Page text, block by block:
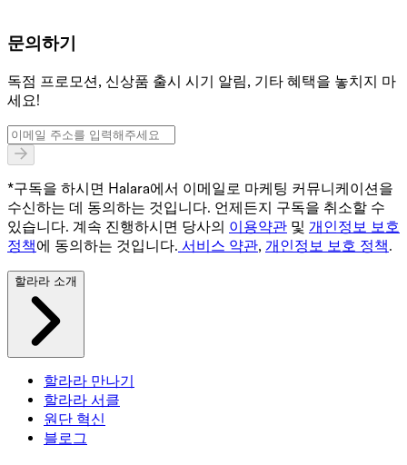
문의하기
독점 프로모션, 신상품 출시 시기 알림, 기타 혜택을 놓치지 마
세요!
*구독을 하시면 Halara에서 이메일로 마케팅 커뮤니케이션을
수신하는 데 동의하는 것입니다. 언제든지 구독을 취소할 수
있습니다. 계속 진행하시면 당사의 이용약관 및 개인정보 보호
정책에 동의하는 것입니다. 서비스 약관, 개인정보 보호 정책.
할라라 소개
할라라 만나기
할라라 서클
원단 혁신
블로그